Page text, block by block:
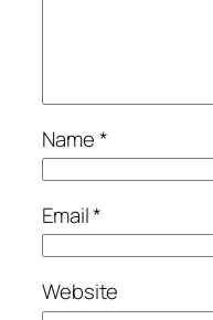
Name*
Email*
Website